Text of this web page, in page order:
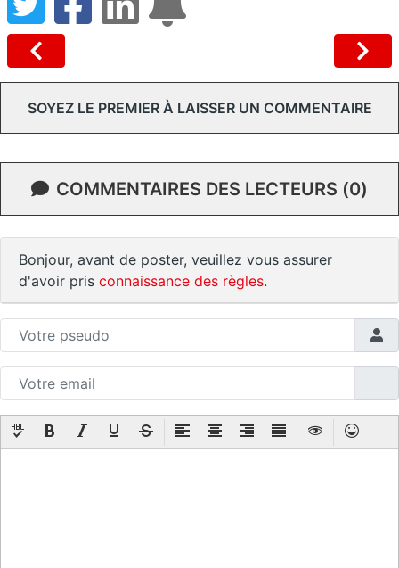
SOYEZ LE PREMIER À LAISSER UN COMMENTAIRE
COMMENTAIRES DES LECTEURS (0)
Bonjour, avant de poster, veuillez vous assurer
d'avoir pris connaissance des règles.